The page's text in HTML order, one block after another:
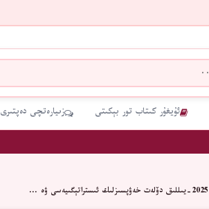
ئۇيغۇر كىتاب تور بېكىتى زىيارەتچى دەپتىرى